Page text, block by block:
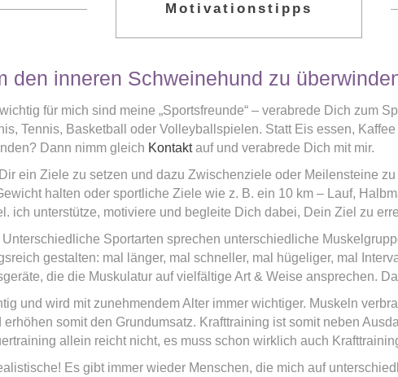
Motivationstipps
den inneren Schweinehund zu
für mich sind meine „Sportsfreunde“ – verabrede Dich zum
Tennis, Basketball oder Volleyballspielen. Statt Eis essen,
Dann nimm gleich Kontaktauf und verabrede Dich mit mir.
ein Ziele zu setzen und dazu Zwischenziele oder Meilensteine
halten oder sportliche Ziele wie z. B. ein 10 km – Lauf,
ich unterstütze, motiviere und begleite Dich dabei, Dein Ziel zu
Unterschiedliche Sportarten sprechen unterschiedliche
gestalten: mal länger, mal schneller, mal hügeliger, mal
die die Muskulatur auf vielfältige Art & Weise ansprechen.
und wird mit zunehmendem Alter immer wichtiger. Muskeln
somit den Grundumsatz. Krafttraining ist somit neben
allein reicht nicht, es muss schon wirklich auch
Es gibt immer wieder Menschen, die mich auf